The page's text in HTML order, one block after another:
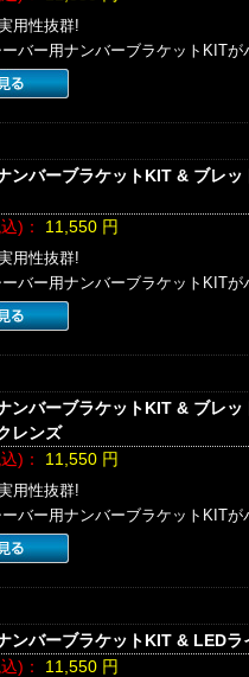
用性抜群!
バー用ナンバーブラケットKITが
ンバーブラケットKIT & ブレ
)： 11,550円
用性抜群!
バー用ナンバーブラケットKITが
ンバーブラケットKIT & ブレ
レンズ
)： 11,550円
用性抜群!
バー用ナンバーブラケットKITが
ンバーブラケットKIT & LEDラ
)： 11,550円